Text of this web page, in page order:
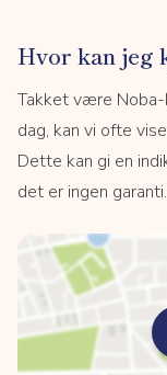
Hvor kan jeg
Takket være
dag, kan vi ofte
Dette kan gi en
det er ingen